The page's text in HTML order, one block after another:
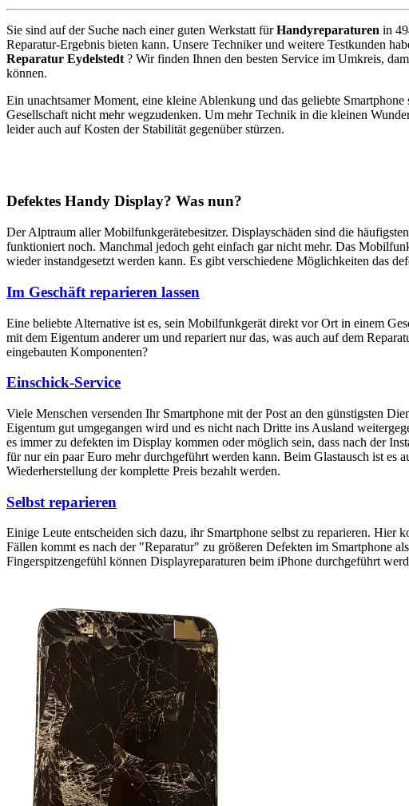
Sie sind auf der Suche nach einer guten Werkstatt fürHandyreparaturen in
Reparatur-Ergebnis bieten kann. Unsere Techniker und weitere Testkunden
Reparatur Eydelstedt ? Wir finden Ihnen den besten Service im Umkreis,
können.
Ein unachtsamer Moment, eine kleine Ablenkung und das geliebte
Gesellschaft nicht mehr wegzudenken. Um mehr Technik in die kleinen
leider auch auf Kosten der Stabilität gegenüber stürzen.
Defektes Handy Display? Was nun?
Der Alptraum aller Mobilfunkgerätebesitzer. Displayschäden sind die
funktioniert noch. Manchmal jedoch geht einfach gar nicht mehr. Das
wieder instandgesetzt werden kann. Es gibt verschiedene Möglichkeiten das
Im Geschäft reparieren lassen
Eine beliebte Alternative ist es, sein Mobilfunkgerät direkt vor Ort in einem
mit dem Eigentum anderer um und repariert nur das, was auch auf dem
eingebauten Komponenten?
Einschick-Service
Viele Menschen versenden Ihr Smartphone mit der Post an den günstigsten
Eigentum gut umgegangen wird und es nicht nach Dritte ins Ausland
es immer zu defekten im Display kommen oder möglich sein, dass nach der
für nur ein paar Euro mehr durchgeführt werden kann. Beim Glastausch ist es
Wiederherstellung der komplette Preis bezahlt werden.
Selbst reparieren
Einige Leute entscheiden sich dazu, ihr Smartphone selbst zu reparieren. Hier
Fällen kommt es nach der "Reparatur" zu größeren Defekten im Smartphone
Fingerspitzengefühl können Displayreparaturen beim iPhone durchgeführt